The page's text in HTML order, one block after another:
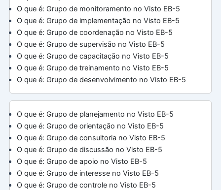
O que é: Grupo de monitoramento no Visto EB-5
O que é: Grupo de implementação no Visto EB-5
O que é: Grupo de coordenação no Visto EB-5
O que é: Grupo de supervisão no Visto EB-5
O que é: Grupo de capacitação no Visto EB-5
O que é: Grupo de treinamento no Visto EB-5
O que é: Grupo de desenvolvimento no Visto EB-5
O que é: Grupo de planejamento no Visto EB-5
O que é: Grupo de orientação no Visto EB-5
O que é: Grupo de consultoria no Visto EB-5
O que é: Grupo de discussão no Visto EB-5
O que é: Grupo de apoio no Visto EB-5
O que é: Grupo de interesse no Visto EB-5
O que é: Grupo de controle no Visto EB-5